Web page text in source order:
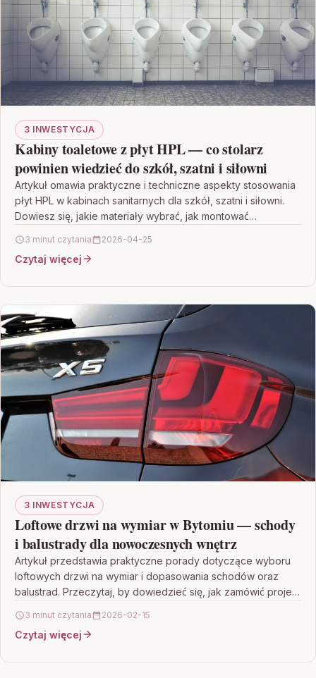
3 INWESTYCJA
Kabiny toaletowe z płyt HPL — co stolarz
powinien wiedzieć do szkół, szatni i siłowni
Artykuł omawia praktyczne i techniczne aspekty stosowania
płyt HPL w kabinach sanitarnych dla szkół, szatni i siłowni.
Dowiesz się, jakie materiały wybrać, jak montować…
3 minut czytania 2026-04-25
Czytaj więcej
3 INWESTYCJA
Loftowe drzwi na wymiar w Bytomiu — schody
i balustrady dla nowoczesnych wnętrz
Artykuł przedstawia praktyczne porady dotyczące wyboru
loftowych drzwi na wymiar i dopasowania schodów oraz
balustrad. Przeczytaj, by dowiedzieć się, jak zamówić projekt
3 minut czytania 2026-02-15
Czytaj więcej